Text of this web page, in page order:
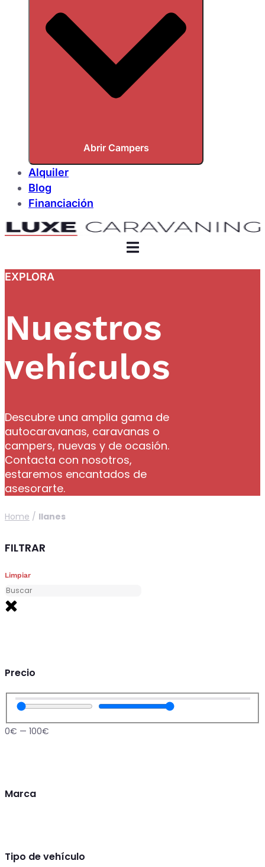
Abrir Campers
Alquiler
Blog
Financiación
EXPLORA
Nuestros
vehículos
Descubre una amplia gama de
autocaravanas, caravanas o
campers, nuevas y de ocasión.
Contacta con nosotros,
estaremos encantados de
asesorarte.
Home / llanes
FILTRAR
Limpiar
Precio
0€ — 100€
Marca
Tipo de vehículo